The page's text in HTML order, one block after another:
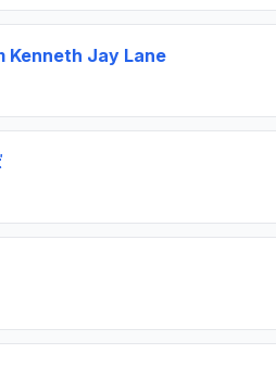
Jay Lane